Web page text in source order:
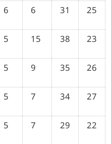
6 6 31 25
5 15 38 23
5 9 35 26
5 7 34 27
5 7 29 22